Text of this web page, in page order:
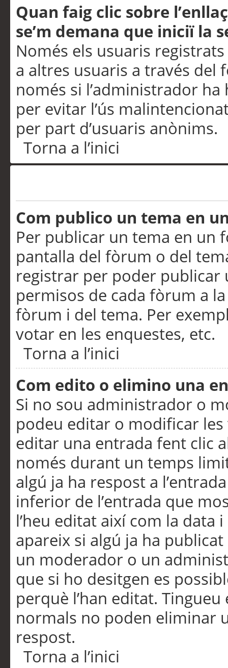
Quan faig clic sobre
se’m demana que iniciï la
Només els usuaris
a altres usuaris a través
només si l’administrador
per evitar l’ús
per part d’usuaris anònims.
Torna a l’inici
Com publico un tema en
Per publicar un tema en un
pantalla del fòrum o del
registrar per poder publicar
permisos de cada fòrum a
fòrum i del tema. Per
votar en les enquestes, etc.
Torna a l’inici
Com edito o elimino una
Si no sou administrador o
podeu editar o modificar
editar una entrada fent clic
només durant un temps
algú ja ha respost a
inferior de l’entrada que
l’heu editat així com la data
apareix si algú ja ha
un moderador o un
que si ho desitgen es
perquè l’han editat.
normals no poden eliminar
respost.
Torna a l’inici